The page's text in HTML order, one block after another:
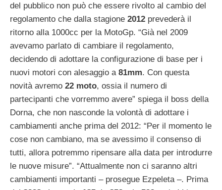
del pubblico non può che essere rivolto al cambio del
regolamento che dalla stagione 2012 prevederà il
ritorno alla 1000cc per la MotoGp. “Già nel 2009
avevamo parlato di cambiare il regolamento,
decidendo di adottare la configurazione di base per i
nuovi motori con alesaggio a 81mm. Con questa
novità avremo 22 moto, ossia il numero di
partecipanti che vorremmo avere” spiega il boss della
Dorna, che non nasconde la volontà di adottare i
cambiamenti anche prima del 2012: “Per il momento le
cose non cambiano, ma se avessimo il consenso di
tutti, allora potremmo ripensare alla data per introdurre
le nuove misure”. “Attualmente non ci saranno altri
cambiamenti importanti – prosegue Ezpeleta –. Prima